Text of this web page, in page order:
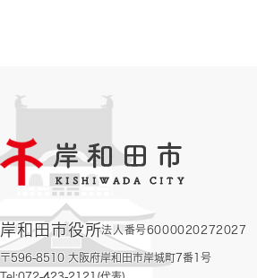
岸和田市役所法人番号6000020272027
〒596-8510 大阪府岸和田市岸城町7番1号
Tel:072-423-2121(代表)